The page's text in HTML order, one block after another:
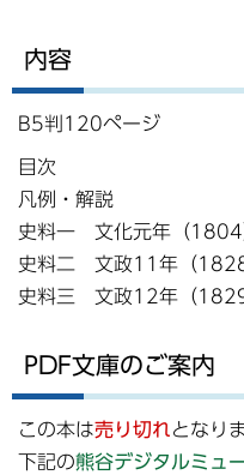
内容
B5判120ページ
目次
凡例・解説
史料一 文化元年（1804
史料二 文政11年（1828
史料三 文政12年（1829
PDF文庫のご案内
この本は売り切れ となり
下記の熊谷デジタルミュ